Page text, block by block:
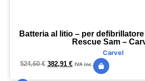
Batteria al litio – per
Rescue Sam –
Carvel
524,60€ 382,91 € IVA inc.